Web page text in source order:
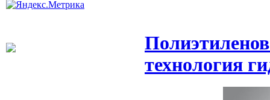
технология